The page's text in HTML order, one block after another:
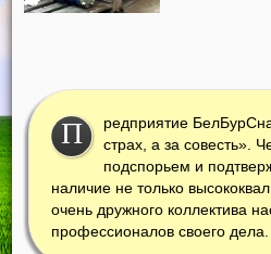
П
редприятие
страх, а за совесть».
подспорьем и
наличие не только
очень дружного коллектива
профессионалов своего дела.